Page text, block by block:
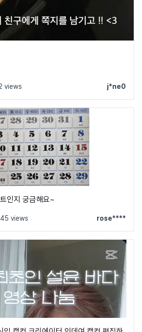
views j*ne0
인지 궁금해요~
45 views rose****